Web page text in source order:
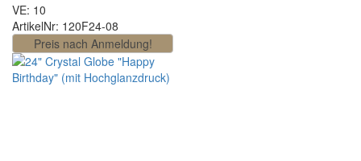
VE: 10
ArtikelNr: 120F24-08